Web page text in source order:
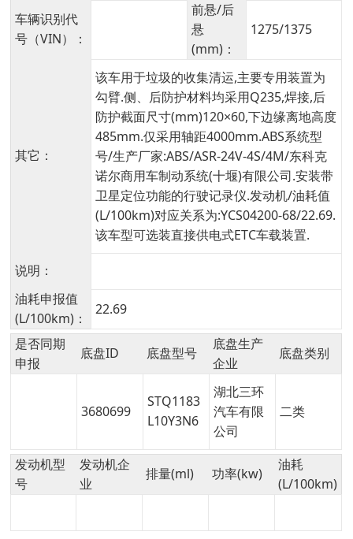
车辆识别代
号（VIN）：
前悬/后
悬
(mm)：
1275/1375
其它：
该车用于垃圾的收集清运,主要专用装置为
勾臂.侧、后防护材料均采用Q235,焊接,后
防护截面尺寸(mm)120×60,下边缘离地高度
485mm.仅采用轴距4000mm.ABS系统型
号/生产厂家:ABS/ASR-24V-4S/4M/东科克
诺尔商用车制动系统(十堰)有限公司.安装带
卫星定位功能的行驶记录仪.发动机/油耗值
(L/100km)对应关系为:YCS04200-68/22.69.
该车型可选装直接供电式ETC车载装置.
说明：
油耗申报值
(L/100km)：
22.69
是否同期
申报
底盘ID 底盘型号
底盘生产
企业
底盘类别
3680699
STQ1183
L10Y3N6
湖北三环
汽车有限
公司
二类
发动机型
号
发动机企
业
排量(ml) 功率(kw)
油耗
(L/100km)